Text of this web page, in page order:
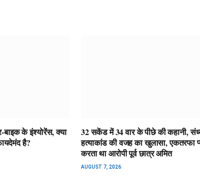
के इंश्योरेंस, क्या
है?
32 सकेंड में 34 वार के पीछे की कहानी,
हत्याकांड की वजह का खुलासा, एकतरफा
करता था आरोपी पूर्व छात्र अमित
AUGUST 7, 2026